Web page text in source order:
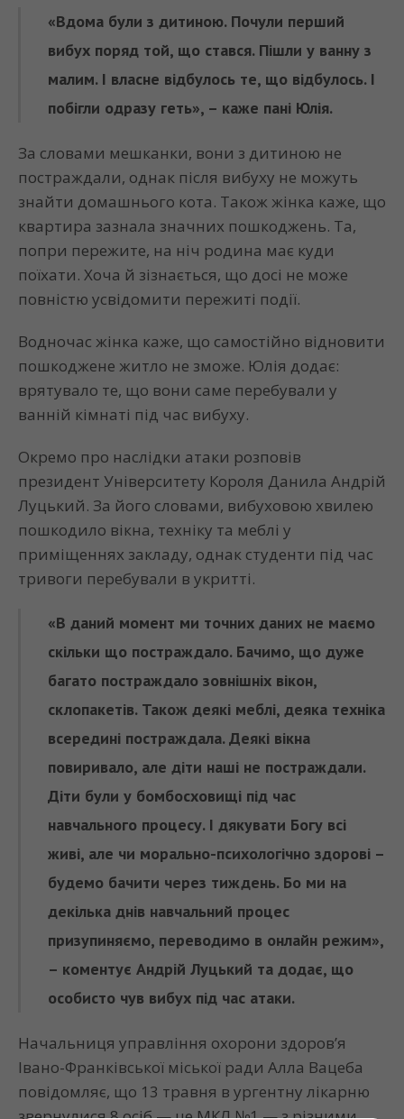
«Вдома були з дитиною. Почули перший
вибух поряд той, що стався. Пішли у ванну з
малим. І власне відбулось те, що відбулось. І
побігли одразу геть», – каже пані Юлія.
За словами мешканки, вони з дитиною не
постраждали, однак після вибуху не можуть
знайти домашнього кота. Також жінка каже, що
квартира зазнала значних пошкоджень. Та,
попри пережите, на ніч родина має куди
поїхати. Хоча й зізнається, що досі не може
повністю усвідомити пережиті події.
Водночас жінка каже, що самостійно відновити
пошкоджене житло не зможе. Юлія додає:
врятувало те, що вони саме перебували у
ванній кімнаті під час вибуху.
Окремо про наслідки атаки розповів
президент Університету Короля Данила Андрій
Луцький. За його словами, вибуховою хвилею
пошкодило вікна, техніку та меблі у
приміщеннях закладу, однак студенти під час
тривоги перебували в укритті.
«В даний момент ми точних даних не маємо
скільки що постраждало. Бачимо, що дуже
багато постраждало зовнішніх вікон,
склопакетів. Також деякі меблі, деяка техніка
всередині постраждала. Деякі вікна
повиривало, але діти наші не постраждали.
Діти були у бомбосховищі під час
навчального процесу. І дякувати Богу всі
живі, але чи морально-психологічно здорові –
будемо бачити через тиждень. Бо ми на
декілька днів навчальний процес
призупиняємо, переводимо в онлайн режим»,
– коментує Андрій Луцький та додає, що
особисто чув вибух під час атаки.
Начальниця управління охорони здоров’я
Івано-Франківської міської ради Алла Вацеба
повідомляє, що 13 травня в ургентну лікарню